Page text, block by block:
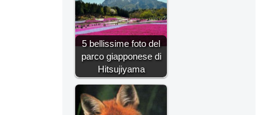
5 bellissime foto del
parco giapponese di
Hitsujiyama